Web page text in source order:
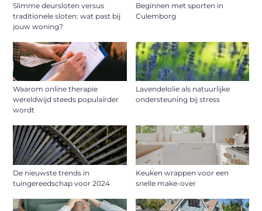
Slimme deursloten versus
traditionele sloten: wat past bij
jouw woning?
Beginnen met sporten in
Culemborg
Waarom online therapie
wereldwijd steeds populairder
wordt
Lavendelolie als natuurlijke
ondersteuning bij stress
De nieuwste trends in
tuingereedschap voor 2024
Keuken wrappen voor een
snelle make-over